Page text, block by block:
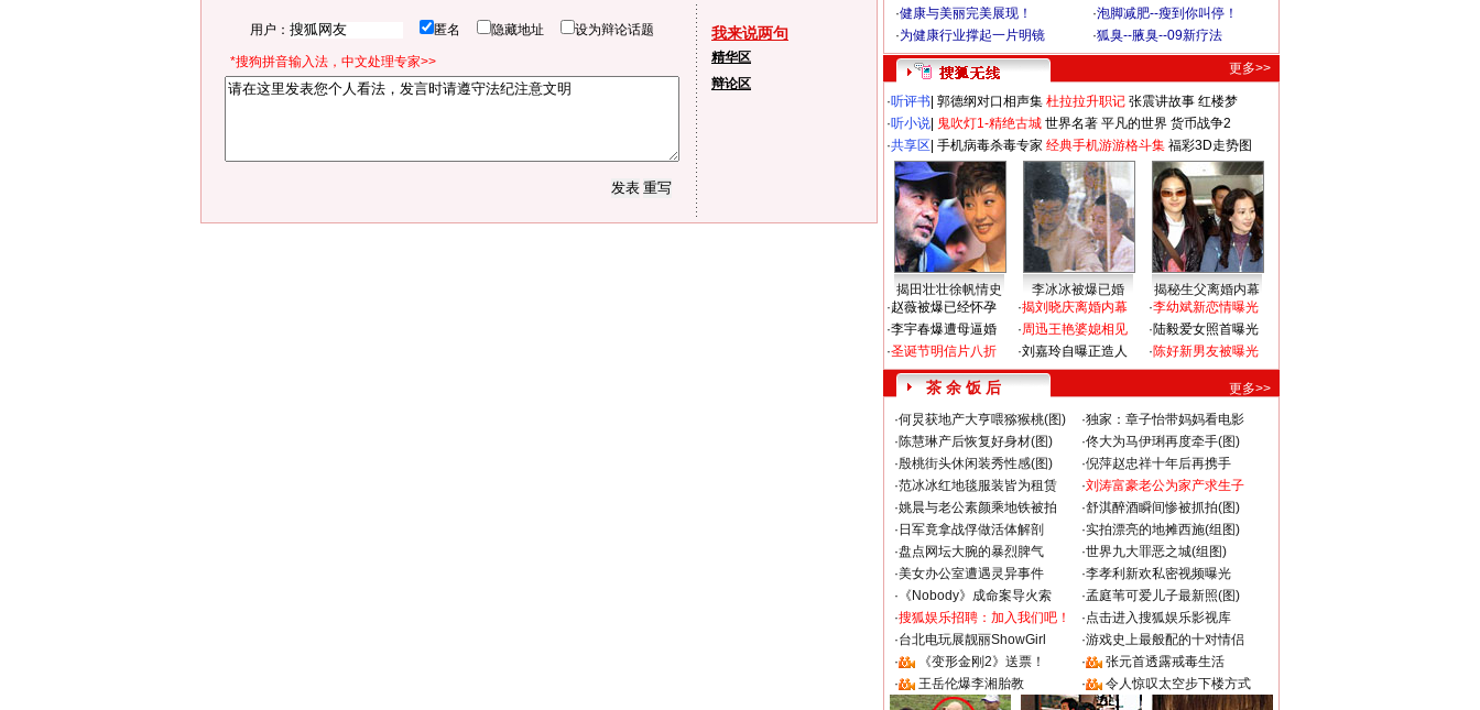
用户： 匿名 隐藏地址 设为辩论话题
*搜狗拼音输入法，中文处理专家>>
我来说两句
精华区
辩论区
·健康与美丽完美展现！ ·泡脚减肥--瘦到你叫停！
·为健康行业撑起一片明镜 ·狐臭--腋臭--09新疗法
更多>>
·听评书 郭德纲对口相声集 杜拉拉升职记 张震讲故事 红楼梦
·听小说 鬼吹灯1-精绝古城 世界名著 平凡的世界 货币战争2
·共享区 手机病毒杀毒专家 经典手机游游格斗集 福彩3D走势图
揭田壮壮徐帆情史 李冰冰被爆已婚
揭秘生父离婚内幕
·赵薇被爆已经怀孕
·李宇春爆遭母逼婚
·圣诞节明信片八折
·揭刘晓庆离婚内幕
·周迅王艳婆媳相见
·刘嘉玲自曝正造人
·李幼斌新恋情曝光
·陆毅爱女照首曝光
·陈好新男友被曝光
茶 余 饭 后
更多>>
·何炅获地产大亨喂猕猴桃(图) ·独家：章子怡带妈妈看电影
·陈慧琳产后恢复好身材(图) ·佟大为马伊琍再度牵手(图)
·殷桃街头休闲装秀性感(图) ·倪萍赵忠祥十年后再携手
·范冰冰红地毯服装皆为租赁 ·刘涛富豪老公为家产求生子
·姚晨与老公素颜乘地铁被拍 ·舒淇醉酒瞬间惨被抓拍(图)
· 日军竟拿战俘做活体解剖 ·实拍漂亮的地摊西施(组图)
·盘点网坛大腕的暴烈脾气 ·世界九大罪恶之城(组图)
·美女办公室遭遇灵异事件 ·李孝利新欢私密视频曝光
· 《Nobody》成命案导火索 ·孟庭苇可爱儿子最新照(图)
·搜狐娱乐招聘：加入我们吧！ ·点击进入搜狐娱乐影视库
·台北电玩展靓丽ShowGirl ·游戏史上最般配的十对情侣
·
《变形金刚2》送票！ ·
张元首透露戒毒生活
·
王岳伦爆李湘胎教 · 令人惊叹太空步下楼方式